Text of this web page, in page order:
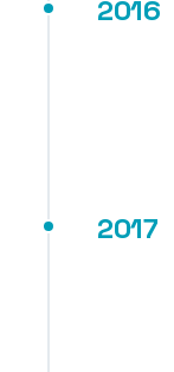
2016
2017